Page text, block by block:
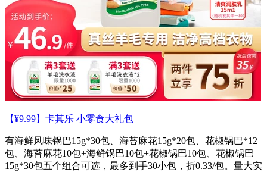
【¥9.99】卡其乐 小零食大礼包
有海鲜风味锅巴15g*30包、海苔麻花15g*20包、花椒锅巴*12
包、海苔麻花10包+海鲜锅巴10包+花椒锅巴10包、花椒锅巴
15g*30包五个组合可选，最多到手30小包，折0.33/包。量大实